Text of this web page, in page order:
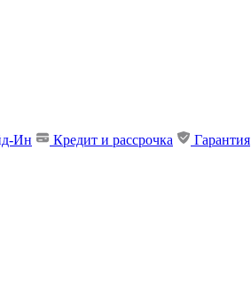
Ин Кредит и рассрочка Гарантия